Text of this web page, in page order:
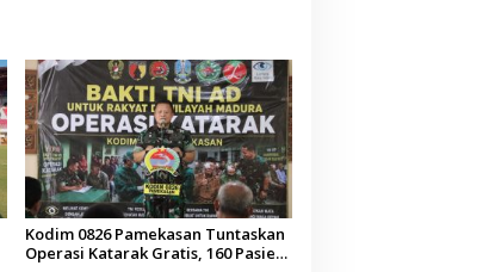
Kodim 0826 Pamekasan Tuntaskan
Operasi Katarak Gratis, 160 Pasien